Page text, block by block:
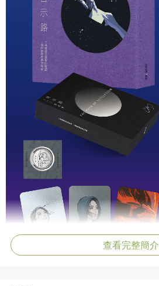
查看完整簡介